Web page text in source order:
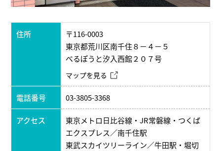
住所
〒116-0003
東京都荒川区南千住８－４－５
べるぽうと汐入西館２０７号
マップを見る
電話番号 03-3805-3368
アクセス
東京メトロ日比谷線・JR常磐線・つくば
エクスプレス／南千住駅
東武スカイツリーライン／牛田駅・堀切